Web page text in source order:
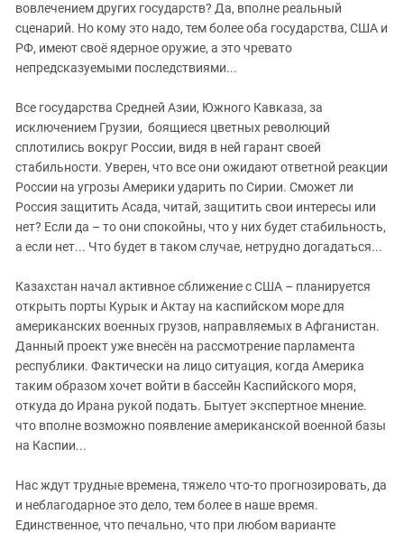
вовлечением других государств? Да, вполне реальный
сценарий. Но кому это надо, тем более оба государства, США и
РФ, имеют своё ядерное оружие, а это чревато
непредсказуемыми последствиями...
Все государства Средней Азии, Южного Кавказа, за
исключением Грузии, боящиеся цветных революций
сплотились вокруг России, видя в ней гарант своей
стабильности. Уверен, что все они ожидают ответной реакции
России на угрозы Америки ударить по Сирии. Сможет ли
Россия защитить Асада, читай, защитить свои интересы или
нет? Если да – то они спокойны, что у них будет стабильность,
а если нет... Что будет в таком случае, нетрудно догадаться...
Казахстан начал активное сближение с США – планируется
открыть порты Курык и Актау на каспийском море для
американских военных грузов, направляемых в Афганистан.
Данный проект уже внесён на рассмотрение парламента
республики. Фактически на лицо ситуация, когда Америка
таким образом хочет войти в бассейн Каспийского моря,
откуда до Ирана рукой подать. Бытует экспертное мнение.
что вполне возможно появление американской военной базы
на Каспии...
Нас ждут трудные времена, тяжело что-то прогнозировать, да
и неблагодарное это дело, тем более в наше время.
Единственное, что печально, что при любом варианте